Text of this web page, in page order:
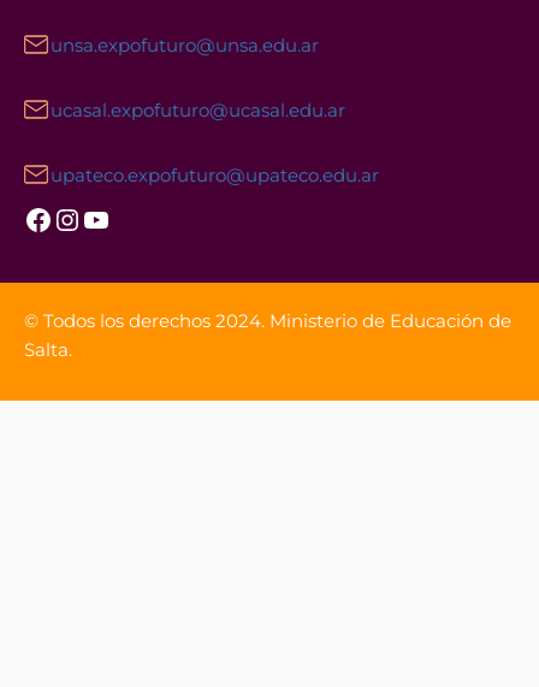
unsa.expofuturo@unsa.edu.ar
ucasal.expofuturo@ucasal.edu.ar
upateco.expofuturo@upateco.edu.ar
Facebook InstagramYouTube
© Todos los derechos 2024. Ministerio de Educación de
Salta.